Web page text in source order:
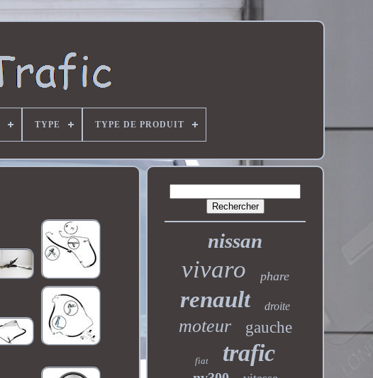
TYPE TYPE DE PRODUIT
nissan
vivaro phare
renault droite
moteur gauche
fiat trafic